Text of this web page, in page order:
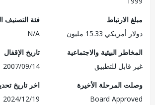
15.33 مليون
فئة التصنيف البيئي
البيئية والاجتماعية
للتطبيق
تاريخ الإقفال
2007/09/14
المرحلة الأخيرة
Board
اخر تاريخ تحديث
2024/12/19